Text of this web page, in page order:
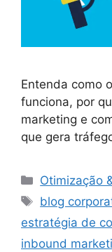
Entenda como
funciona, por
marketing e
que gera
Categorias
Otimização
Tags
blog
estratégia de
inbound